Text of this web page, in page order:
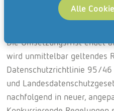
Alle
oberster Priorität in die
Die Umsetzungsfrist endet
wird unmittelbar geltendes
Datenschutzrichtlinie 95/46
und
nachfolgend in neuer,